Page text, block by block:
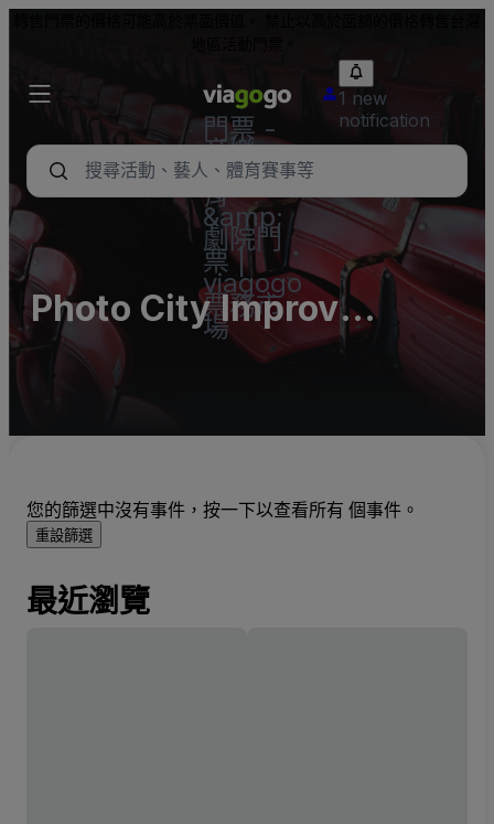
門票 -
音樂
會、體
育
&amp;
劇院門
票 |
viagogo
票務市
場
1 new
notification
Photo City Improv
Comedy and Music
(InActive)
您的篩選中沒有事件，按一下以查看所有 個事件。
重設篩選
最近瀏覽